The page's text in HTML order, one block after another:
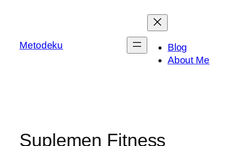
Metodeku
Blog
About Me
Suplemen Fitness